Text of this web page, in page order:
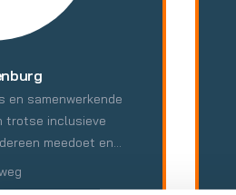
en samenwerkende
trotse inclusieve
meedoet en
voor zichzelf en
zijn: samenwerken,